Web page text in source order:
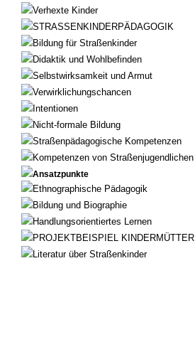
Verhexte Kinder
STRASSENKINDERPÄDAGOGIK
Bildung für Straßenkinder
Didaktik und Wohlbefinden
Selbstwirksamkeit und Armut
Verwirklichungschancen
Intentionen
Nicht-formale Bildung
Straßenpädagogische Kompetenzen
Kompetenzen von Straßenjugendlichen
Ansatzpunkte
Ethnographische Pädagogik
Bildung und Biographie
Handlungsorientiertes Lernen
PROJEKTBEISPIEL KINDERMÜTTER
Literatur über Straßenkinder